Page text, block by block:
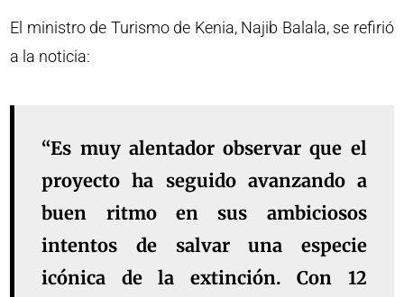
El ministro de Turismo de Kenia, Najib Balala, se refirió
a la noticia:
“Es muy alentador observar que el
proyecto ha seguido avanzando a
buen ritmo en sus ambiciosos
intentos de salvar una especie
icónica de la extinción. Con 12